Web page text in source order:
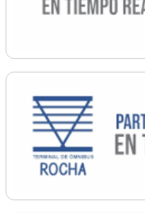
Secretaría General